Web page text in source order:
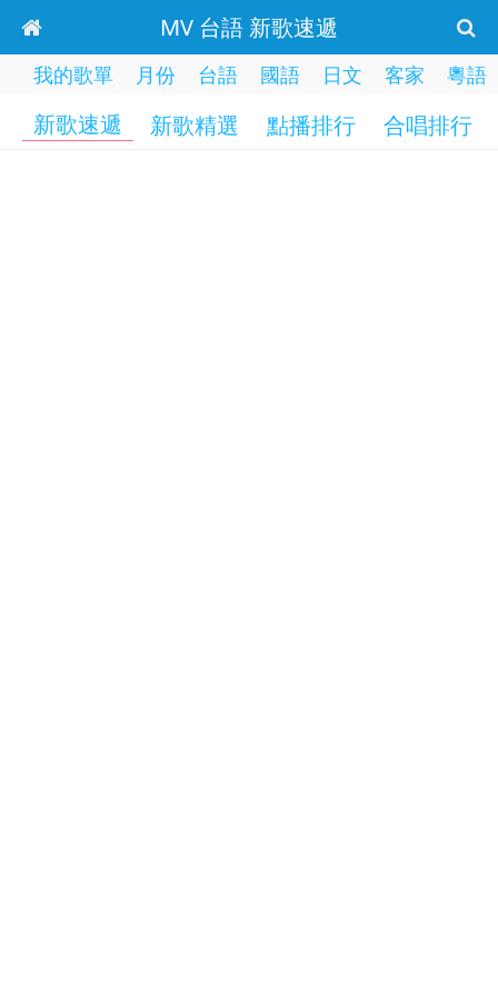
MV 台語 新歌速遞
我的歌單 月份 台語 國語 日文 客家 粵語
新歌速遞 新歌精選 點播排行 合唱排行